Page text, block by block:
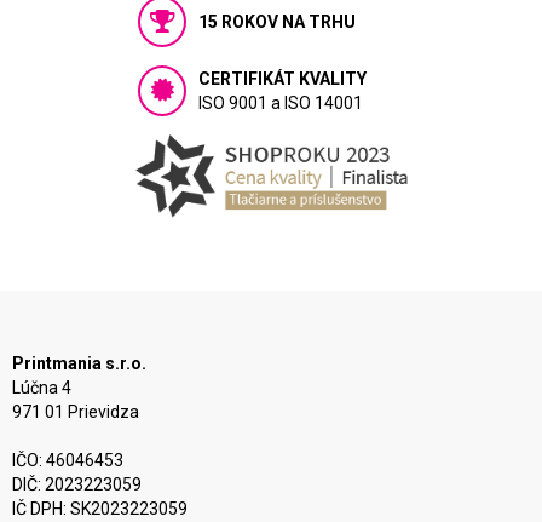
15 ROKOV NA TRHU
CERTIFIKÁT KVALITY
ISO 9001 a ISO 14001
Printmania s.r.o.
Lúčna 4
971 01 Prievidza
IČO: 46046453
DIČ: 2023223059
IČ DPH: SK2023223059